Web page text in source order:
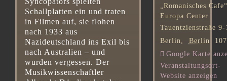
Schallplatten ein und traten
in Filmen auf, sie flohen
nach 1933 aus
Nazideutschland ins Exil bis
nach Australien – und
wurden vergessen. Der
Musikwissenschaftler
„Romanisches
Europa Center
Tauentzienstraße 9-
Berlin
Berlin
Google Karte
Veranstaltungsort-
Website anzeigen